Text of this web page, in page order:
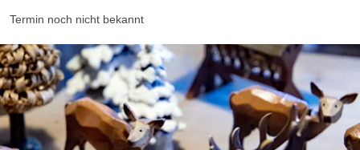
Termin noch nicht bekannt